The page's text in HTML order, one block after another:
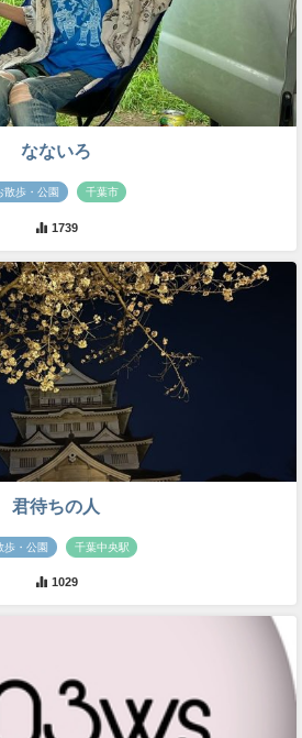
なないろ
散歩・公園 千葉市
1739
君待ちの人
歩・公園 千葉中央駅
1029